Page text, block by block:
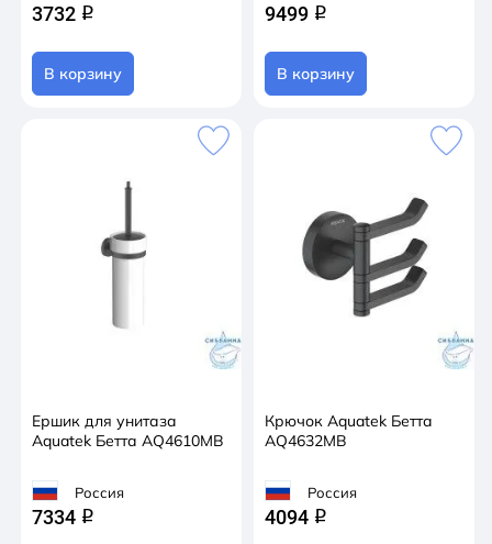
3732 q
В корзину
9499 q
В корзину
Ершик для унитаза
Aquatek Бетта AQ4610MB
Россия
7334 q
Крючок Aquatek Бетта
AQ4632MB
Россия
4094 q